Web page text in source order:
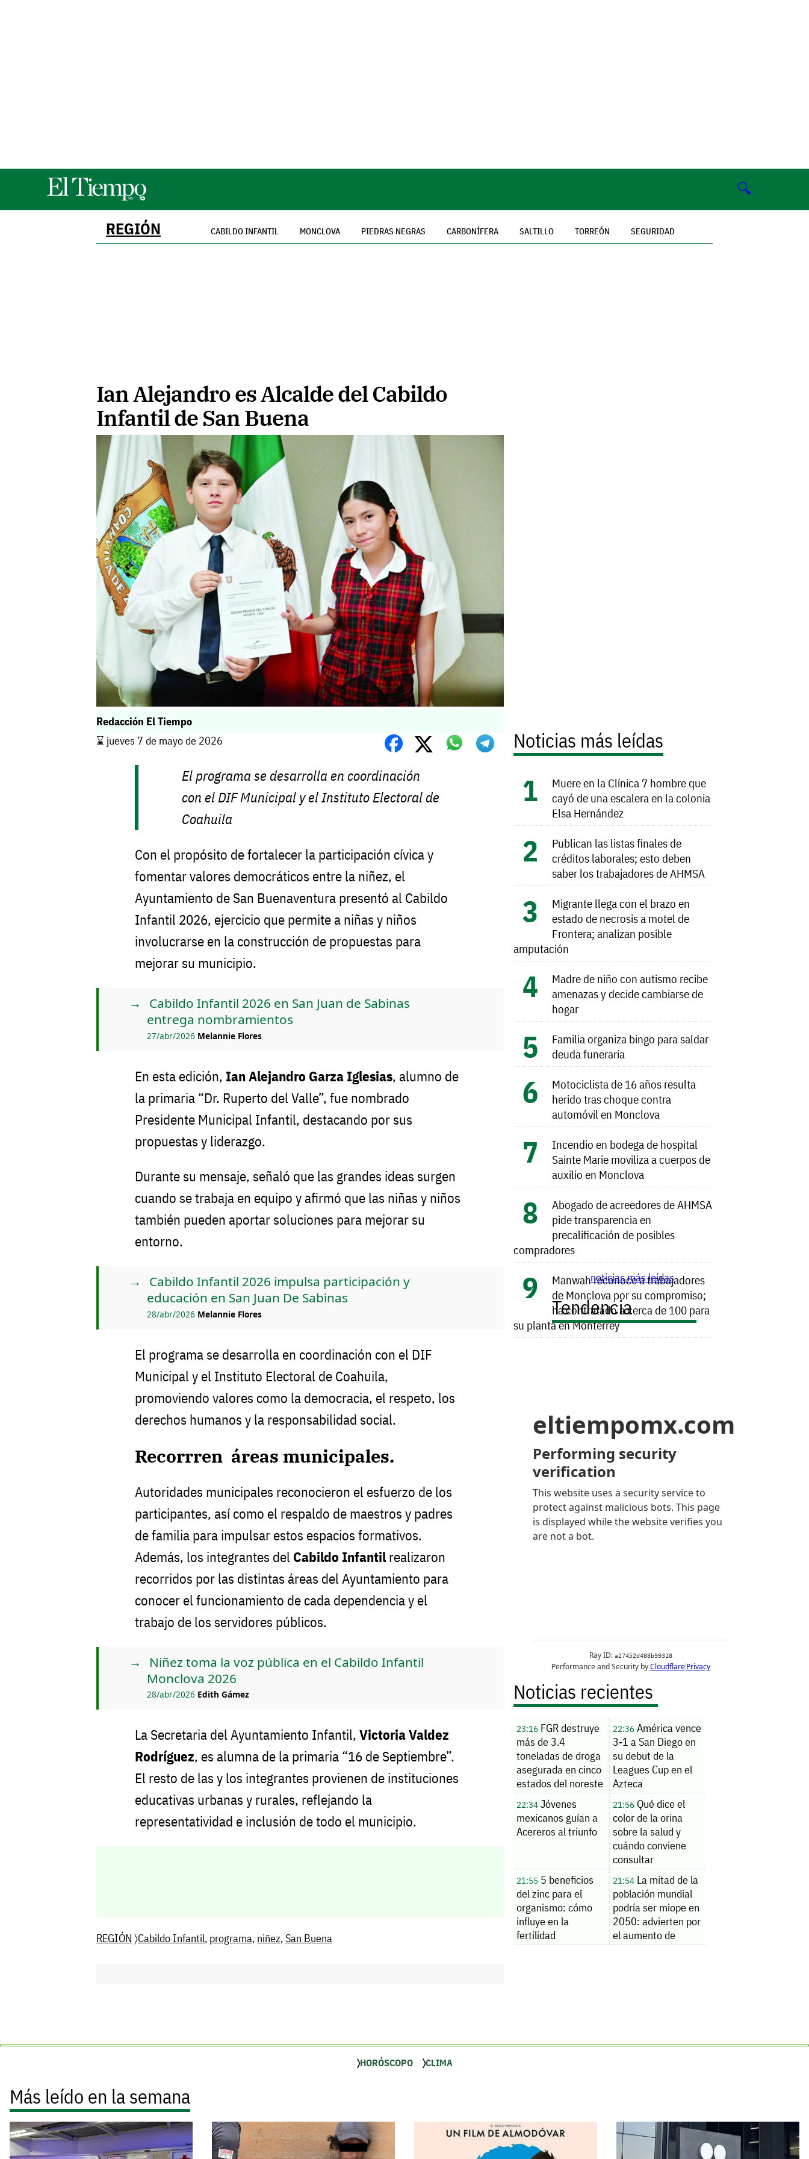
🔍
REGIÓN CABILDO INFANTIL MONCLOVA PIEDRAS NEGRAS CARBONÍFERA SALTILLO TORREÓN SEGURIDAD
Ian Alejandro es Alcalde del Cabildo
Infantil de San Buena
Redacción El Tiempo
⌛️ jueves 7 de mayo de 2026
El programa se desarrolla en coordinación
con el DIF Municipal y el Instituto Electoral de
Coahuila
Con el propósito de fortalecer la participación cívica y
fomentar valores democráticos entre la niñez, el
Ayuntamiento de San Buenaventura presentó al Cabildo
Infantil 2026, ejercicio que permite a niñas y niños
involucrarse en la construcción de propuestas para
mejorar su municipio.
Cabildo Infantil 2026 en San Juan de Sabinas
entrega nombramientos
27/abr/2026 Melannie Flores
En esta edición, Ian Alejandro Garza Iglesias, alumno de
la primaria “Dr. Ruperto del Valle”, fue nombrado
Presidente Municipal Infantil, destacando por sus
propuestas y liderazgo.
Durante su mensaje, señaló que las grandes ideas surgen
cuando se trabaja en equipo y afirmó que las niñas y niños
también pueden aportar soluciones para mejorar su
entorno.
Cabildo Infantil 2026 impulsa participación y
educación en San Juan De Sabinas
28/abr/2026 Melannie Flores
El programa se desarrolla en coordinación con el DIF
Municipal y el Instituto Electoral de Coahuila,
promoviendo valores como la democracia, el respeto, los
derechos humanos y la responsabilidad social.
Recorrren áreas municipales.
Autoridades municipales reconocieron el esfuerzo de los
participantes, así como el respaldo de maestros y padres
de familia para impulsar estos espacios formativos.
Además, los integrantes del Cabildo Infantil realizaron
recorridos por las distintas áreas del Ayuntamiento para
conocer el funcionamiento de cada dependencia y el
trabajo de los servidores públicos.
Niñez toma la voz pública en el Cabildo Infantil
Monclova 2026
28/abr/2026 Edith Gámez
La Secretaria del Ayuntamiento Infantil, Victoria Valdez
Rodríguez, es alumna de la primaria “16 de Septiembre”.
El resto de las y los integrantes provienen de instituciones
educativas urbanas y rurales, reflejando la
representatividad e inclusión de todo el municipio.
REGIÓN 〉Cabildo Infantil, programa, niñez, San Buena
Noticias más leídas
Muere en la Clínica 7 hombre que
cayó de una escalera en la colonia
Elsa Hernández
Publican las listas finales de
créditos laborales; esto deben
saber los trabajadores de AHMSA
Migrante llega con el brazo en
estado de necrosis a motel de
Frontera; analizan posible
amputación
Madre de niño con autismo recibe
amenazas y decide cambiarse de
hogar
Familia organiza bingo para saldar
deuda funeraria
Motociclista de 16 años resulta
herido tras choque contra
automóvil en Monclova
Incendio en bodega de hospital
Sainte Marie moviliza a cuerpos de
auxilio en Monclova
Abogado de acreedores de AHMSA
pide transparencia en
precalificación de posibles
compradores
Manwah reconoce a trabajadores
de Monclova por su compromiso;
ha contratado a cerca de 100 para
su planta en Monterrey
noticias más leídas
Tendencia
Noticias recientes
23:16 FGR destruye
más de 3.4
toneladas de droga
asegurada en cinco
estados del noreste
22:36América vence
3-1 a San Diego en
su debut de la
Leagues Cup en el
Azteca
22:34 Jóvenes
mexicanos guían a
Acereros al triunfo
21:56Qué dice el
color de la orina
sobre la salud y
cuándo conviene
consultar
21:55 5 beneficios
del zinc para el
organismo: cómo
influye en la
fertilidad
21:54La mitad de la
población mundial
podría ser miope en
2050: advierten por
el aumento de
casos
HORÓSCOPO CLIMA
Más leído en la semana